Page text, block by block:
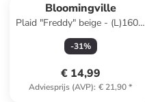
Bloomingville
Plaid "Freddy" beige - (L)160 x
(B)130 cm
-31%
€ 14,99
Adviesprijs (AVP): € 21,90*